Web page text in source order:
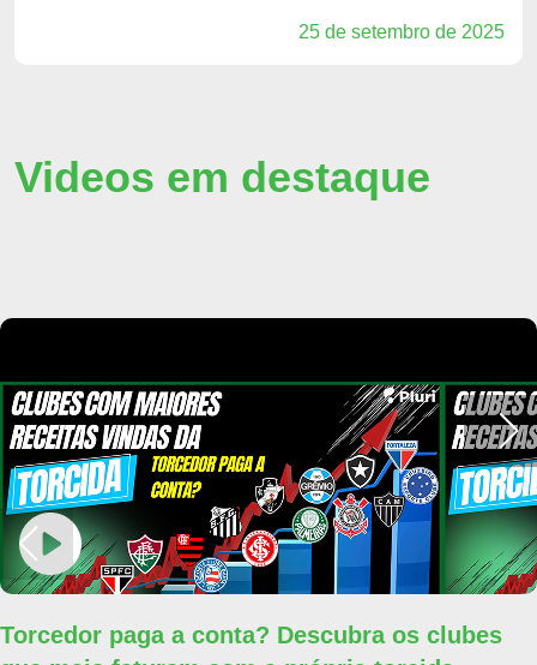
25 de setembro de 2025
Videos em destaque
Torcedor paga a conta? Descubra os clubes